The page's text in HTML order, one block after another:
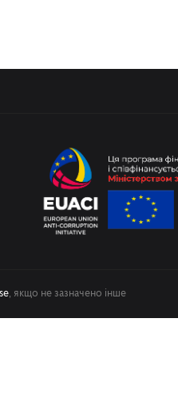
, якщо не зазначено інше